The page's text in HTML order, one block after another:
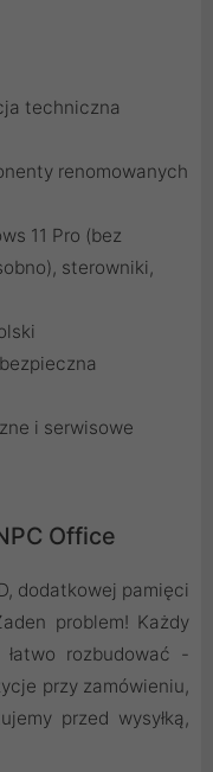
techniczna
renomowanych
11 Pro (bez
sterowniki,
i serwisowe
Office
dodatkowej pamięci
problem! Każdy
rozbudować -
przy zamówieniu,
przed wysyłką,